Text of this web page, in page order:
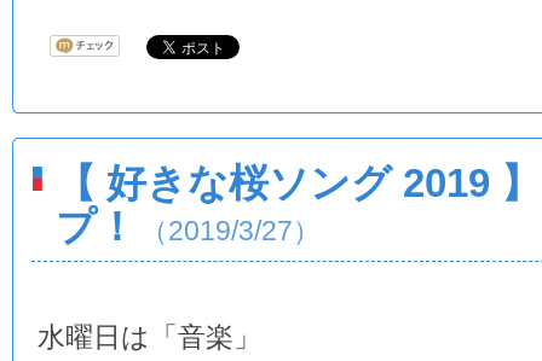
【 好きな桜ソング 2019
プ！
（2019/3/27）
水曜日は「音楽」